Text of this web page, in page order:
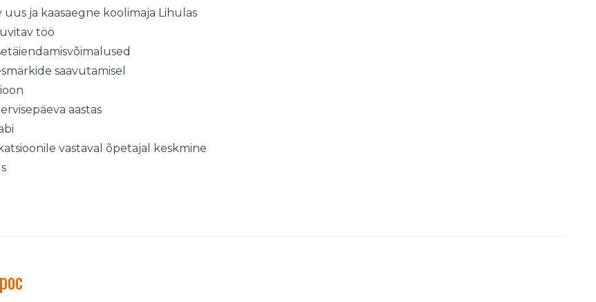
ja kaasaegne koolimaja Lihulas
töö
saavutamisel
aastas
vastaval õpetajal keskmine